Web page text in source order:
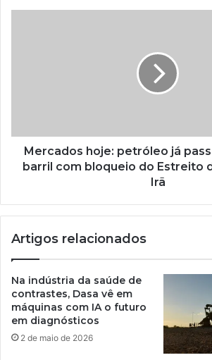
Mercados hoje: petróleo já
barril com bloqueio do Estreito
Irã
Artigos relacionados
Na indústria da saúde de
contrastes, Dasa vê em
máquinas com IA o futuro
em diagnósticos
2 de maio de 2026